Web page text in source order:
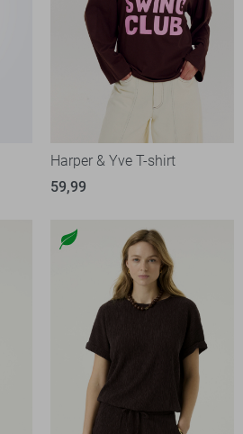
Harper & Yve T-shirt
59,99